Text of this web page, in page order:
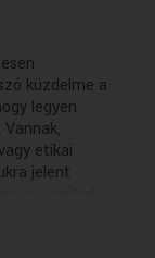
küzdelme a
legyen
etikai
jelent
a